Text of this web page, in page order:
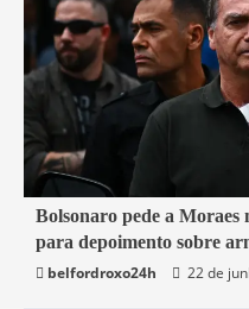
3 min read
Brasil
Bolsonaro pede a Moraes
para depoimento sobre
belfordroxo24h
22 de